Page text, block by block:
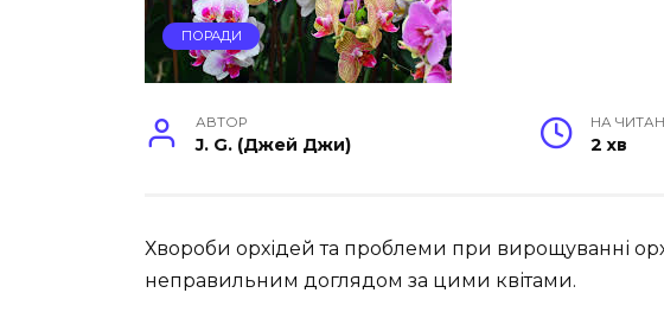
ПОРАДИ
АВТОР
J. G. (Джей Джи)
НА
2 хв
Хвороби орхідей та проблеми при вирощуванні
неправильним доглядом за цими квітами.